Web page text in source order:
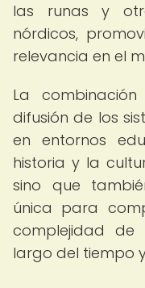
las runas y
nórdicos,
relevancia en el
La
difusión de los
en entornos
historia y la
sino que
única para
complejidad
largo del tiempo